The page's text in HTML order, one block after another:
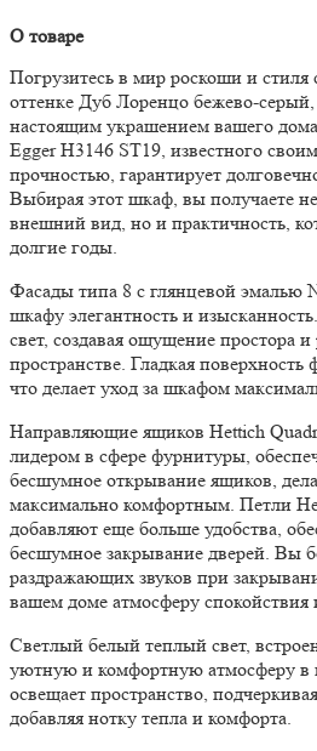
О товаре
Погрузитесь в мир роскоши и
оттенке Дуб Лоренцо бежево-
настоящим украшением вашего
Egger H3146 ST19, известного
прочностью, гарантирует
Выбирая этот шкаф, вы получаете
внешний вид, но и практичность,
долгие годы.
Фасады типа 8 с глянцевой эмалью
шкафу элегантность и
свет, создавая ощущение простора
пространстве. Гладкая поверхность
что делает уход за шкафом
Направляющие ящиков Hettich
лидером в сфере фурнитуры,
бесшумное открывание ящиков,
максимально комфортным. Петли
добавляют еще больше удобства,
бесшумное закрывание дверей. Вы
раздражающих звуков при
вашем доме атмосферу спокойствия
Светлый белый теплый свет,
уютную и комфортную атмосферу в
освещает пространство,
добавляя нотку тепла и комфорта.